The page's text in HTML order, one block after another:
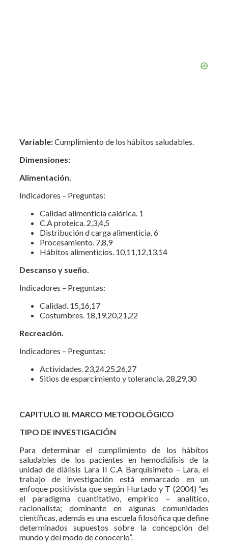
Variable:Cumplimiento de los hábitos saludables.
Dimensiones:
Alimentación.
Indicadores – Preguntas:
Calidad alimenticia calórica. 1
C.A proteica. 2,3,4,5
Distribución d carga alimenticia. 6
Procesamiento. 7,8,9
Hábitos alimenticios. 10,11,12,13,14
Descanso y sueño.
Indicadores – Preguntas:
Calidad. 15,16,17
Costumbres. 18,19,20,21,22
Recreación.
Indicadores – Preguntas:
Actividades. 23,24,25,26,27
Sitios de esparcimiento y tolerancia. 28,29,30
CAPITULO III. MARCO METODOLÓGICO
TIPO DE INVESTIGACIÓN
Para determinar el cumplimiento de los hábitos
saludables de los pacientes en hemodiálisis de la
unidad de diálisis Lara II C.A Barquisimeto – Lara, el
trabajo de investigación está enmarcado en un
enfoque positivista que según Hurtado y T (2004) “es
el paradigma cuantitativo, empírico – analítico,
racionalista; dominante en algunas comunidades
científicas, además es una escuela filosófica que define
determinados supuestos sobre la concepción del
mundo y del modo de conocerlo”.